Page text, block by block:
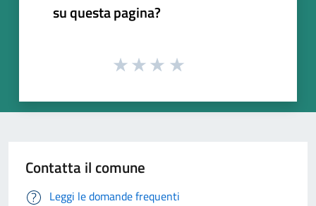
su questa pagina?
Contatta il comune
Leggi le domande frequenti